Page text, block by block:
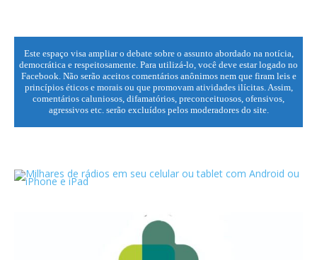
Este espaço visa ampliar o debate sobre o assunto abordado na notícia,
democrática e respeitosamente. Para utilizá-lo, você deve estar logado no
Facebook. Não serão aceitos comentários anônimos nem que firam leis e
princípios éticos e morais ou que promovam atividades ilícitas. Assim,
comentários caluniosos, difamatórios, preconceituosos, ofensivos,
agressivos etc. serão excluídos pelos moderadores do site.